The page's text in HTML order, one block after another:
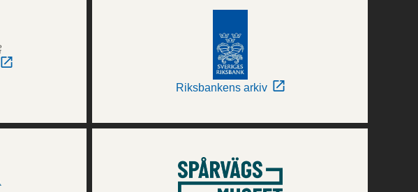
Riksbankens arkiv